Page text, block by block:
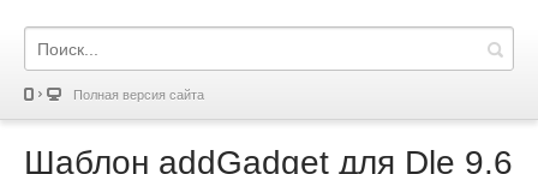
Полная версия сайта
Шаблон addGadget для Dle 9.6